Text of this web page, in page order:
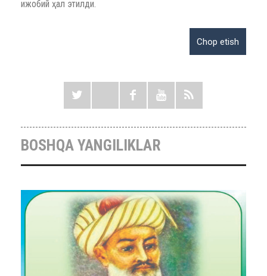
ижобий ҳал этилди.
BOSHQA YANGILIKLAR